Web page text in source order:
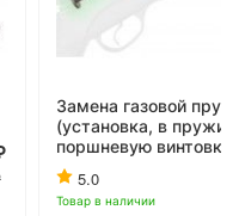
Замена газовой
(установка, в
поршневую винтовку)
5.0
Товар в наличии